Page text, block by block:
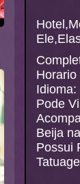
Pode
Beija
Possui